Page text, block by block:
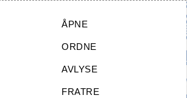
ÅPNE
ORDNE
AVLYSE
FRATRE